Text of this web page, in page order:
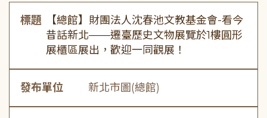
標題
【總館】財團法人沈春池文教基金會-看今
昔話新北——遷臺歷史文物展覽於1樓圓形
展櫃區展出，歡迎一同觀展！
發布單位 新北市圖(總館)